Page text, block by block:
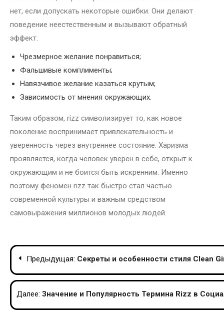
нет, если допускать некоторые ошибки. Они делают
поведение неестественным и вызывают обратный
эффект.
Чрезмерное желание понравиться;
Фальшивые комплименты;
Навязчивое желание казаться крутым;
Зависимость от мнения окружающих.
Таким образом, rizz символизирует то, как новое
поколение воспринимает привлекательность и
уверенность через внутреннее состояние. Харизма
проявляется, когда человек уверен в себе, открыт к
окружающим и не боится быть искренним. Именно
поэтому феномен rizz так быстро стал частью
современной культуры и важным средством
самовыражения миллионов молодых людей.
Навигация
по
записям
Предыдущая: Секреты и особенности стиля Clean
Далее: Значение и Популярность Термина Rizz в